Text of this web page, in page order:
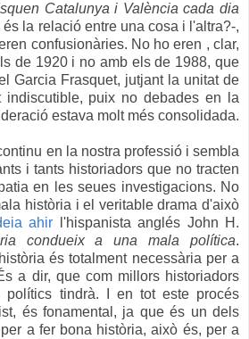
Catalunya i València cada dia
és la relació entre una cosa i l'altra?-,
confusionàries. No ho eren , clar,
de 1920 i no amb els de 1988, que
Garcia Frasquet, jutjant la unitat de
indiscutible, puix no debades en la
estava molt més consolidada.
en la nostra professió i sembla
i tants historiadors que no tracten
en les seues investigacions. No
història i el veritable drama d'això
ahir l'hispanista anglés John H.
condueix a una mala política.
és totalment necessària per a
a dir, que com millors historiadors
polítics tindrà. I en tot este procés
és fonamental, ja que és un dels
a fer bona història, això és, per a